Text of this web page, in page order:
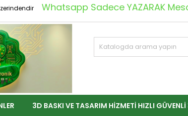
Whatsapp Sadece YAZARAK
3D BASKI VE TASARIM HIZMETI HIZLI